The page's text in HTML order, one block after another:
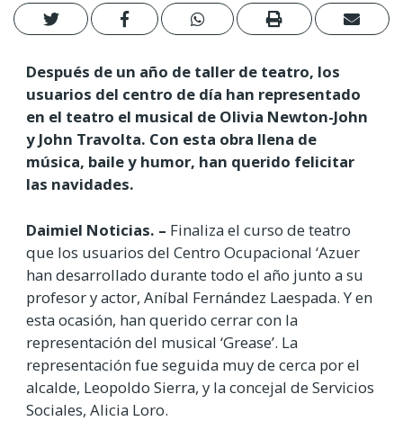
Después de un año de taller de teatro, los
usuarios del centro de día han representado
en el teatro el musical de Olivia Newton-John
y John Travolta. Con esta obra llena de
música, baile y humor, han querido felicitar
las navidades.
Daimiel Noticias. – Finaliza el curso de teatro
que los usuarios del Centro Ocupacional ‘Azuer
han desarrollado durante todo el año junto a su
profesor y actor, Aníbal Fernández Laespada. Y en
esta ocasión, han querido cerrar con la
representación del musical ‘Grease’. La
representación fue seguida muy de cerca por el
alcalde, Leopoldo Sierra, y la concejal de Servicios
Sociales, Alicia Loro.